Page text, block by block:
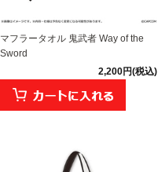
マフラータオル 鬼武者 Way of the
Sword
2,200円(税込)